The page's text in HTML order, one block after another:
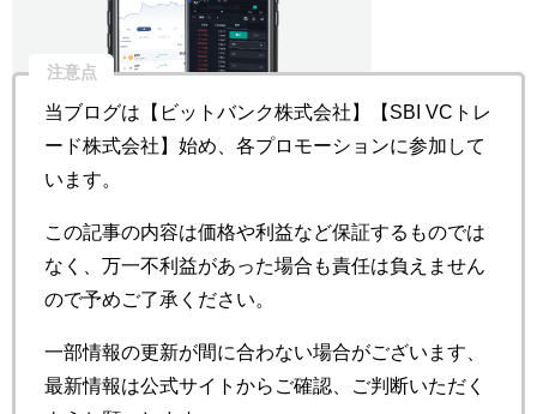
注意点
当ブログは【ビットバンク株式会社】【SBI VCトレ
ード株式会社】始め、各プロモーションに参加して
います。
この記事の内容は価格や利益など保証するものでは
なく、万一不利益があった場合も責任は負えません
ので予めご了承ください。
一部情報の更新が間に合わない場合がございます、
最新情報は公式サイトからご確認、ご判断いただく